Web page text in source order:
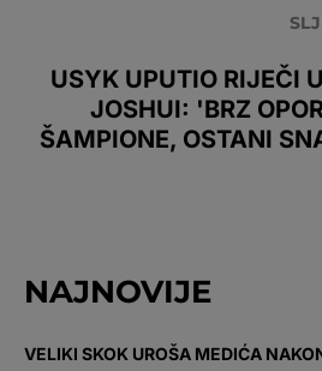
USYK UPUTIO RIJEČI
JOSHUI: 'BRZ
ŠAMPIONE, OSTANI
NAJNOVIJE
VELIKI SKOK UROŠA MEDIĆA